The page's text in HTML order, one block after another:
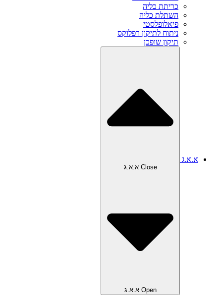
כריתת כליה
השתלת כליה
פיאלופלסטי
ניתוח לתיקון רפלוקס
תיקון שופכן
א.א.ג
Close א.א.ג
Open א.א.ג